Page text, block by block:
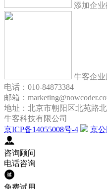
添加企
牛客企
电话：010-84873384
邮箱：
地址：北京市朝阳区北苑路
牛客科技有限公司
京ICP备14055008号-4
京公
咨询顾问
电话咨询
免费试用